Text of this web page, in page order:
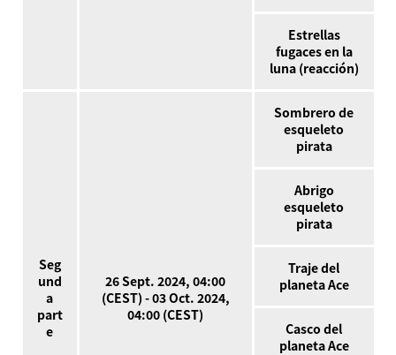
Estrellas
fugaces en la
luna (reacción)
Seg
und
a
part
e
26 Sept. 2024, 04:00
(CEST) - 03 Oct. 2024,
04:00 (CEST)
Sombrero de
esqueleto
pirata
Abrigo
esqueleto
pirata
Traje del
planeta Ace
Casco del
planeta Ace